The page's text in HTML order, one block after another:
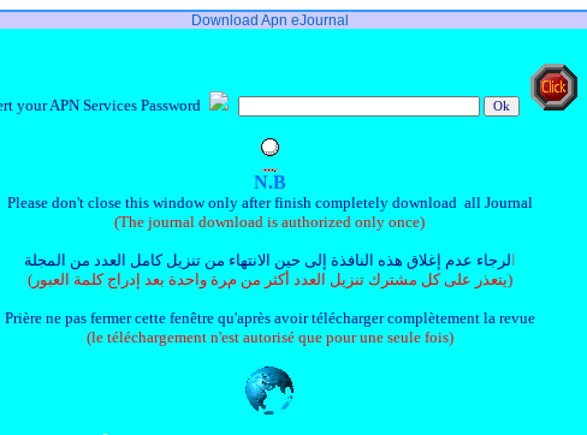
Download Apn eJournal
your APN Services Password
N.B
Please don't close this window only after finish completely download all Journal
(The journal download is authorized only once)
الرجاء عدم إغلاق هذه النافذة إلى حين الانتهاء من تنزيل كامل العدد من المجلة
(يتعذر على كل مشترك تنزيل العدد أكثر من مرة واحدة بعد إدراج كلمة العبور)
Prière ne pas fermer cette fenêtre qu'après avoir télécharger complètement la revue
(le téléchargement n'est autorisé que pour une seule fois)